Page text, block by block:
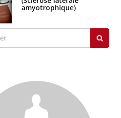
amyotrophique)